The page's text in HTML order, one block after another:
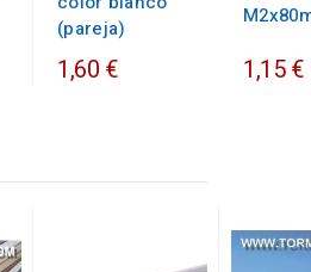
(pareja)
1,60 € 1,15 €